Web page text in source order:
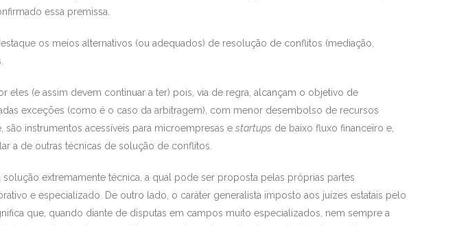
essa premissa.
os meios alternativos (ou adequados) de resolução de conflitos (mediação,
eles (e assim devem continuar a ter) pois, via de regra, alcançam o objetivo de
exceções (como é o caso da arbitragem), com menor desembolso de recursos
instrumentos acessíveis para microempresas e startups de baixo fluxo financeiro e,
a de outras técnicas de solução de conflitos.
extremamente técnica, a qual pode ser proposta pelas próprias partes
e especializado. De outro lado, o caráter generalista imposto aos juízes estatais pelo
que, quando diante de disputas em campos muito especializados, nem sempre a